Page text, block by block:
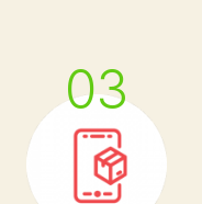
03